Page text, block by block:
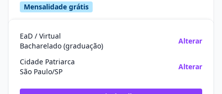
Mensalidade grátis
EaD / Virtual
Bacharelado (graduação)
Alterar
Cidade Patriarca
São Paulo/SP
Alterar